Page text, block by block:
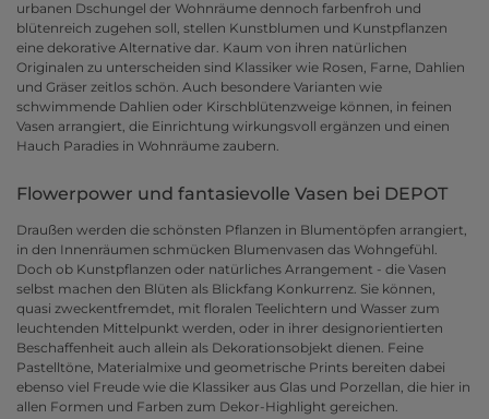
urbanen Dschungel der Wohnräume dennoch farbenfroh und
blütenreich zugehen soll, stellen Kunstblumen und Kunstpflanzen
eine dekorative Alternative dar. Kaum von ihren natürlichen
Originalen zu unterscheiden sind Klassiker wie Rosen, Farne, Dahlien
und Gräser zeitlos schön. Auch besondere Varianten wie
schwimmende Dahlien oder Kirschblütenzweige können, in feinen
Vasen arrangiert, die Einrichtung wirkungsvoll ergänzen und einen
Hauch Paradies in Wohnräume zaubern.
Flowerpower und fantasievolle Vasen bei DEPOT
Draußen werden die schönsten Pflanzen in Blumentöpfen arrangiert,
in den Innenräumen schmücken Blumenvasen das Wohngefühl.
Doch ob Kunstpflanzen oder natürliches Arrangement - die Vasen
selbst machen den Blüten als Blickfang Konkurrenz. Sie können,
quasi zweckentfremdet, mit floralen Teelichtern und Wasser zum
leuchtenden Mittelpunkt werden, oder in ihrer designorientierten
Beschaffenheit auch allein als Dekorationsobjekt dienen. Feine
Pastelltöne, Materialmixe und geometrische Prints bereiten dabei
ebenso viel Freude wie die Klassiker aus Glas und Porzellan, die hier in
allen Formen und Farben zum Dekor-Highlight gereichen.